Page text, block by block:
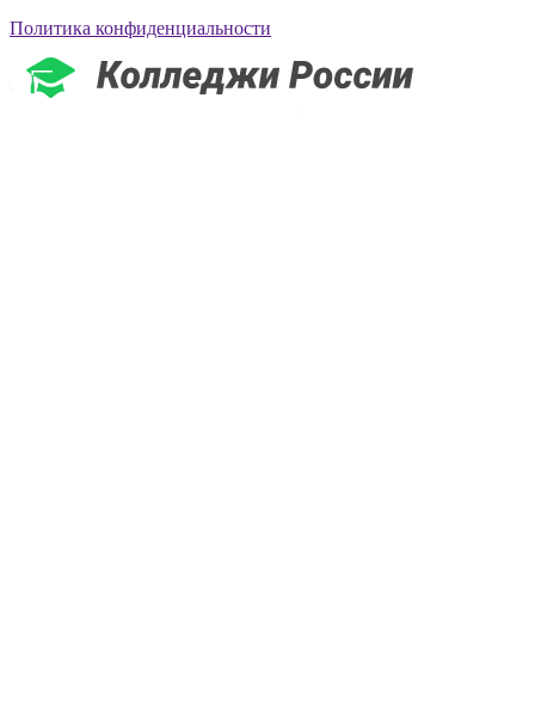
Политика конфиденциальности